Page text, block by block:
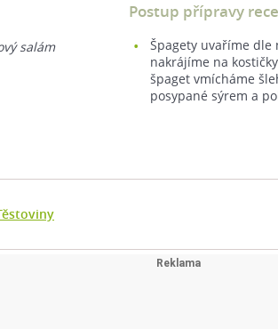
salám
Postup přípravy
Špagety uvaříme dle
nakrájíme na
špaget vmícháme
posypané sýrem a